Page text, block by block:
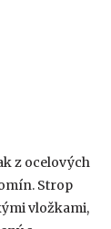
z ocelových
Strop
vložkami,